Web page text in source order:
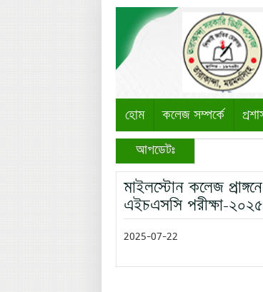
হোম কলেজ সম্পর্কে
আপডেটঃ
মাইলস্টোন কলেজ
এইচএসসি পরীক্ষা-
2025-07-22